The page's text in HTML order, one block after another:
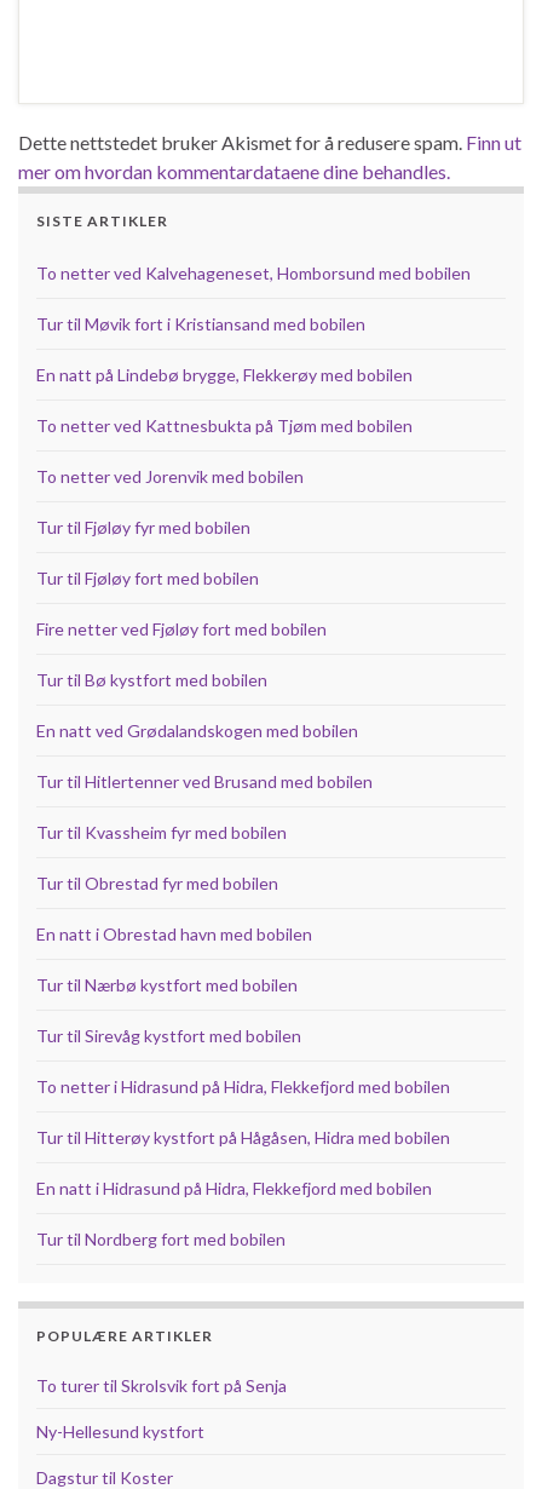
Dette nettstedet bruker Akismet for å redusere spam. Finn ut
mer om hvordan kommentardataene dine behandles.
SISTE ARTIKLER
To netter ved Kalvehageneset, Homborsund med bobilen
Tur til Møvik fort i Kristiansand med bobilen
En natt på Lindebø brygge, Flekkerøy med bobilen
To netter ved Kattnesbukta på Tjøm med bobilen
To netter ved Jorenvik med bobilen
Tur til Fjøløy fyr med bobilen
Tur til Fjøløy fort med bobilen
Fire netter ved Fjøløy fort med bobilen
Tur til Bø kystfort med bobilen
En natt ved Grødalandskogen med bobilen
Tur til Hitlertenner ved Brusand med bobilen
Tur til Kvassheim fyr med bobilen
Tur til Obrestad fyr med bobilen
En natt i Obrestad havn med bobilen
Tur til Nærbø kystfort med bobilen
Tur til Sirevåg kystfort med bobilen
To netter i Hidrasund på Hidra, Flekkefjord med bobilen
Tur til Hitterøy kystfort på Hågåsen, Hidra med bobilen
En natt i Hidrasund på Hidra, Flekkefjord med bobilen
Tur til Nordberg fort med bobilen
POPULÆRE ARTIKLER
To turer til Skrolsvik fort på Senja
Ny-Hellesund kystfort
Dagstur til Koster